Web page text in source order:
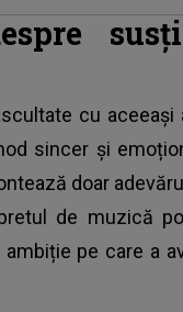
cu aceeași
sincer și
doar
de muzică
pe care a